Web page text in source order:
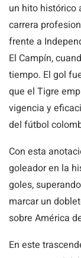
un hito histórico
carrera
frente a
El Campín,
tiempo. El gol
que el Tigre
vigencia y
del fútbol
Con esta
goleador en la
goles,
marcar un
sobre América
En este